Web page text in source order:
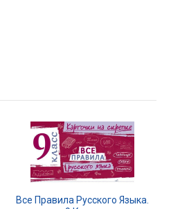
Все Правила Русского Языка.